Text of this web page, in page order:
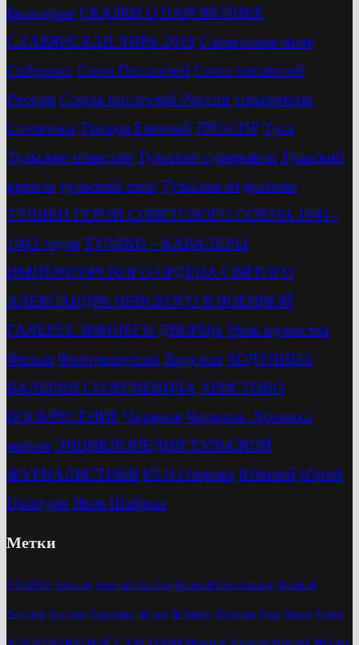
Белозерке СКАЗКИ О ПАРОВОЗИКЕ
СЛАВЯНСКАЯ ЛИРА-2019 Словенское поле
Собрание Союз Писателей Союз писателей
России Союза писателей России справочник
Стечкины Трещев Евгений ТРО СПР Тула
Тульские известия Тульские суворовцы Тульский
кремль тульский поэт Тульское отделение
ТУЛЯКИ ГЕРОИ СОВЕТСКОГО СОЮЗА 1941–
1942 годов ТУЛЯКИ – КАВАЛЕРЫ
ИМПЕРАТОРСКОГО ОРДЕНА СВЯТОГО
АЛЕКСАНДРА НЕВСКОГО В ВОЕННОЙ
ГАЛЕРЕЕ ЗИМНЕГО ДВОРЦА Урок мужества
Фильм Фоторепортаж Ходулин ХОДУЛИНА
ВАЛЕРИЯ ГЕОРГИЕВИЧА ХРИСТОВО
ВОСКРЕСЕНИЕ Чириков Чириков. Хроника
жизни ЭНЦИКЛОПЕДИЯ ТУЛЬСКОЙ
ЖУРНАЛИСТИКИ Ю.Н.Озерова Юбилей Юрий
Цкипури Яков Шафран
Метки
8 МАРТА Алексин Валерий Маслов Валерий Савостьянов Валерий
Ходулин Встреча Выставка Жуков Из Книги История Тулы Книга Книги
МАКАРОВ НИКОЛАЙ АЛЕКСЕЕВИЧ Макаров Макаров Николай Маслов